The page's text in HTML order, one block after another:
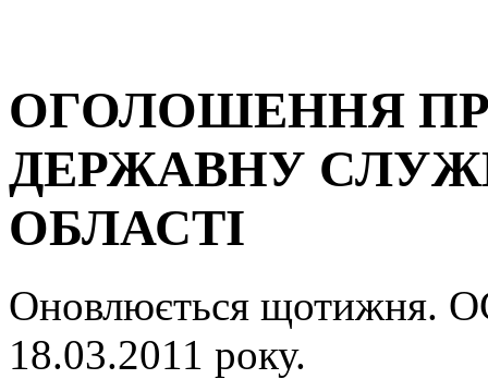
ОГОЛОШЕННЯ
ДЕРЖАВНУ
ОБЛАСТІ
Оновлюється
18.03.2011 року.